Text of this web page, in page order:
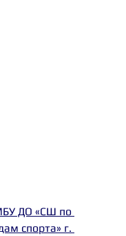
ДО «СШ по
спорта» г.